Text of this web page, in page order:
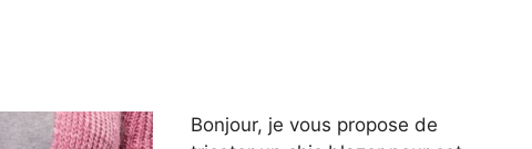
Bonjour, je vous propose de